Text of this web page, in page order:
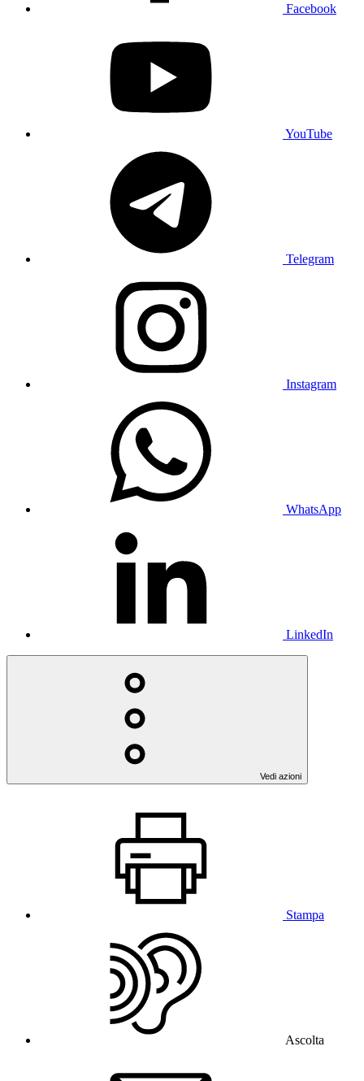
Facebook
YouTube
Telegram
Instagram
WhatsApp
LinkedIn
Vedi azioni
Stampa
Ascolta